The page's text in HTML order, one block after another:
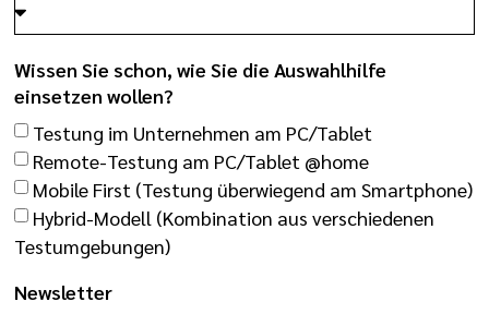
Wissen Sie schon, wie Sie die Auswahlhilfe
einsetzen wollen?
Testung im Unternehmen am PC/Tablet
Remote-Testung am PC/Tablet @home
Mobile First (Testung überwiegend am Smartphone)
Hybrid-Modell (Kombination aus verschiedenen
Testumgebungen)
Newsletter